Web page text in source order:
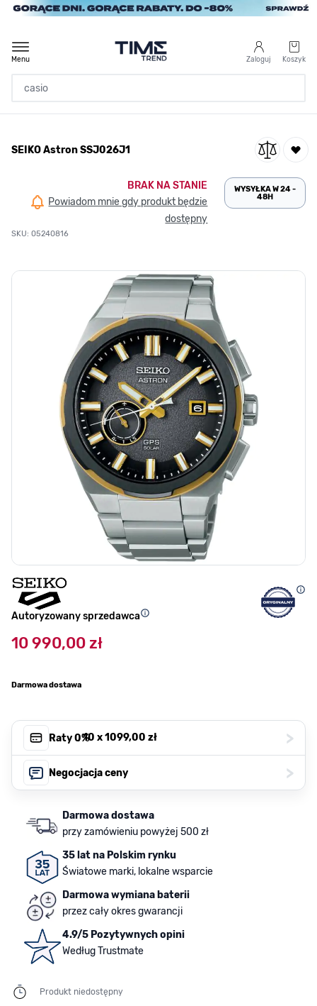
Przejdź do treści
Zaloguj Koszyk
Menu
/
SEIKO Astron SSJ026J1
SEIKO Astron SSJ026J1
BRAK NA STANIE
Powiadom mnie gdy produkt będzie
dostępny
SKU: 05240816
WYSYŁKA W 24 -
48H
Autoryzowany sprzedawca
10 990,00 zł
Darmowa dostawa
Raty 0%, 10 x1099,00 zł >
Negocjacja ceny >
Darmowa dostawa
przy zamówieniu powyżej 500 zł
35 lat na Polskim rynku
Światowe marki, lokalne wsparcie
Darmowa wymiana baterii
przez cały okres gwarancji
4.9/5 Pozytywnych opini
Według Trustmate
Produkt niedostępny